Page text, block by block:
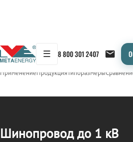
☰ 8 800 301 2407
← Продукция/ШИНОПРОВОД
ПрименениеПродукцияТипоразмеры
Шинопровод до 1 кВ